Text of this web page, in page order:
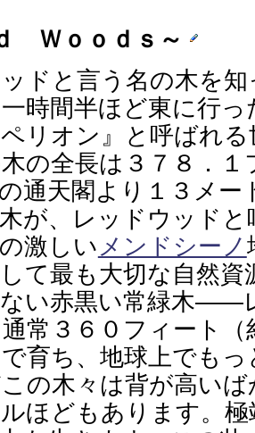
Ｗｏｏｄｓ～
ドと言う名の木を知
時間半ほど東に行
リオン』と呼ばれ
の全長は３７８．
通天閣より１３メ
が、レッドウッド
激しいメンドシーノ
て最も大切な自然
ない赤黒い常緑木――
常３６０フィート
育ち、地球上でも
の木々は背が高い
ほどもあります。